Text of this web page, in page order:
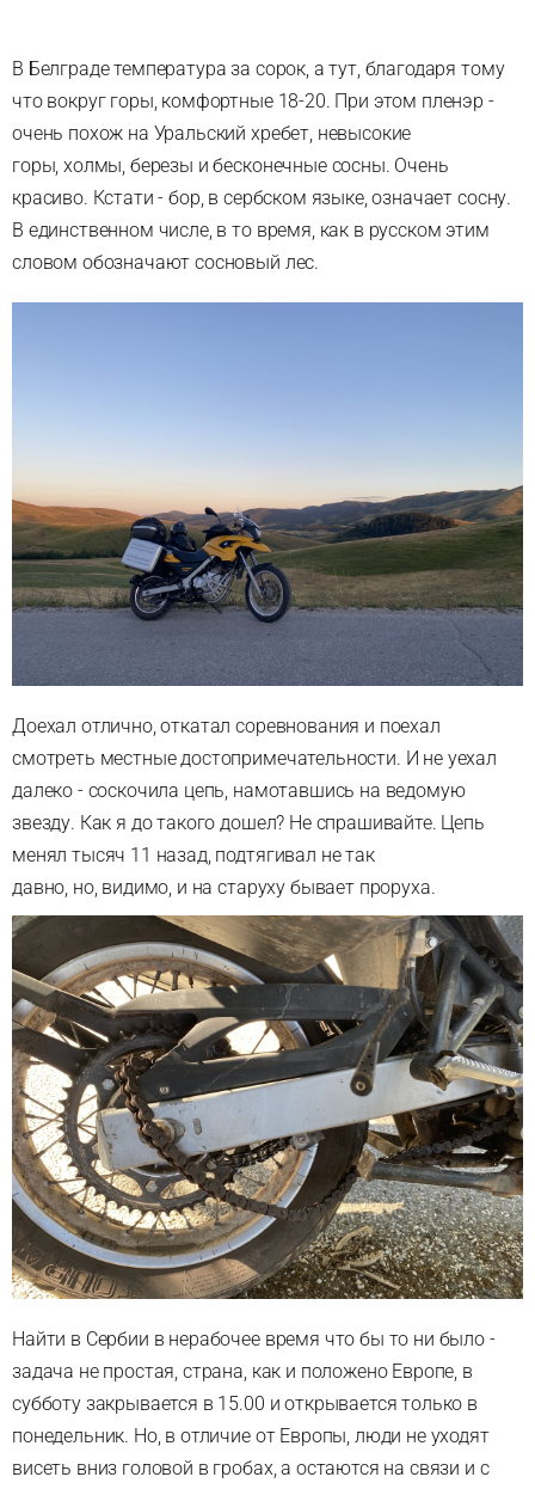
В Белграде температура за сорок, а тут, благодаря тому
что вокруг горы, комфортные 18-20. При этом пленэр -
очень похож на Уральский хребет, невысокие
горы, холмы, березы и бесконечные сосны. Очень
красиво. Кстати - бор, в сербском языке, означает сосну.
В единственном числе, в то время, как в русском этим
словом обозначают сосновый лес.
Доехал отлично, откатал соревнования и поехал
смотреть местные достопримечательности. И не уехал
далеко - соскочила цепь, намотавшись на ведомую
звезду. Как я до такого дошел? Не спрашивайте. Цепь
менял тысяч 11 назад, подтягивал не так
давно, но, видимо, и на старуху бывает проруха.
Найти в Сербии в нерабочее время что бы то ни было -
задача не простая, страна, как и положено Европе, в
субботу закрывается в 15.00 и открывается только в
понедельник. Но, в отличие от Европы, люди не уходят
висеть вниз головой в гробах, а остаются на связи и с